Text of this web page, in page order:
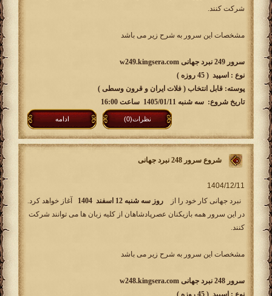
شرکت کنند.
مشخصات این سرور به شرح زیر می باشد
سرور 249 نبرد جهانی w249.kingsera.com
نوع : اسپید ( 45 روزه )
پوسته: قابل انتخاب ( فلات ایران و قرون وسطی )
تاریخ شروع: سه شنبه 1405/01/11 ساعت 16:00
ادامه نظرات(0)
شروع سرور 248 نبرد جهانی
نبرد جهانی کار خود را از روز سه شنبه 12 اسفند 1404
آغاز خواهد کرد.
در این سرور همه بازیکنان عصرپادشاهان از کلیه زبان ها می توانند شرکت
کنند.
مشخصات این سرور به شرح زیر می باشد
سرور 248 نبرد جهانی w248.kingsera.com
نوع : اسپید ( 45 روزه )